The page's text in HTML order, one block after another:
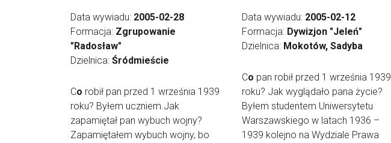
Data wywiadu: 2005-02-28
Formacja: Zgrupowanie
"Radosław"
Dzielnica: Śródmieście
Co robił pan przed 1 września 1939
roku? Byłem uczniem.Jak
zapamiętał pan wybuch wojny?
Zapamiętałem wybuch wojny, bo
Data wywiadu: 2005-02-12
Formacja: Dywizjon "Jeleń"
Dzielnica: Mokotów, Sadyba
Co pan robił przed 1 września 1939
roku? Jak wyglądało pana życie?
Byłem studentem Uniwersytetu
Warszawskiego w latach 1936 –
1939 kolejno na Wydziale Prawa